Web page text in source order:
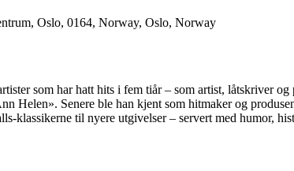
Oslo, 0164, Norway, Oslo, Norway
som har hatt hits i fem tiår – som artist, låtskriver
Helen». Senere ble han kjent som hitmaker og
klassikerne til nyere utgivelser – servert med humor,